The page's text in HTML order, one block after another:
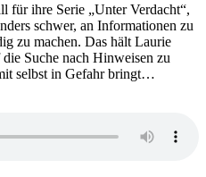
für ihre Serie „Unter Verdacht“,
schwer, an Informationen zu
zu machen. Das hält Laurie
Suche nach Hinweisen zu
selbst in Gefahr bringt…